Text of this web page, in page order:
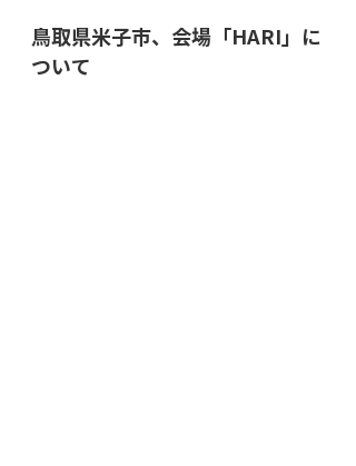
鳥取県米子市、会場「HARI」に
ついて